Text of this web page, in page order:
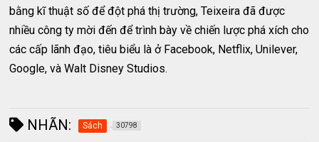
bằng kĩ thuật số để đột phá thị trường, Teixeira đã được
nhiều công ty mời đến để trình bày về chiến lược phá xích cho
các cấp lãnh đạo, tiêu biểu là ở Facebook, Netflix, Unilever,
Google, và Walt Disney Studios.
NHÃN: Sách 30798